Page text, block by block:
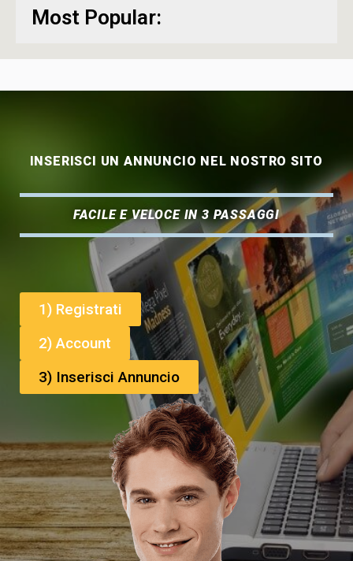
Most Popular:
INSERISCI UN ANNUNCIO NEL NOSTRO SITO
FACILE E VELOCE IN 3 PASSAGGI
1) Registrati
2) Account
3) Inserisci Annuncio